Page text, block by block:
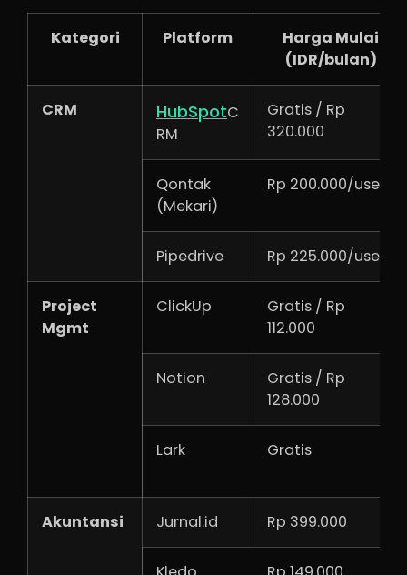
Kategori Platform
Harga Mulai
(IDR/bulan)
CRM HubSpotC
RM
Gratis / Rp
320.000
Qontak
(Mekari)
Rp 200.000/user
Pipedrive Rp 225.000/user
Project
Mgmt
ClickUp
Gratis / Rp
112.000
Notion
Gratis / Rp
128.000
Lark Gratis
Akuntansi Jurnal.id Rp 399.000